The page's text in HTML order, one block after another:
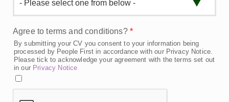
Agree to terms and conditions? *
By submitting your CV you consent to your information being
processed by People First in accordance with our Privacy Notice.
Please tick to acknowledge your agreement with the terms set out
in our Privacy Notice